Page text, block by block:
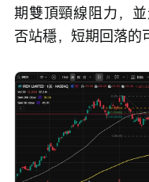
期雙頂頸線阻力，
否站穩，短期回落的